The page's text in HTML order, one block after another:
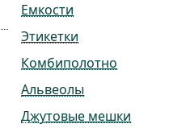
Емкости
Этикетки
Комбиполотно
Альвеолы
Джутовые мешки